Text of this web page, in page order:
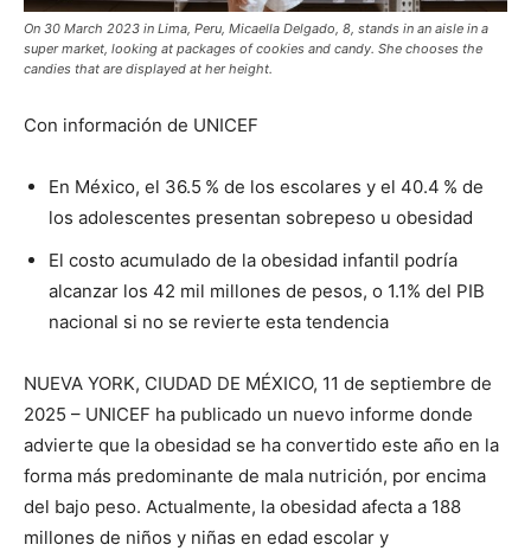
On 30 March 2023 in Lima, Peru, Micaella Delgado, 8, stands in an aisle in a
super market, looking at packages of cookies and candy. She chooses the
candies that are displayed at her height.
Con información de UNICEF
En México, el 36.5 % de los escolares y el 40.4 % de
los adolescentes presentan sobrepeso u obesidad
El costo acumulado de la obesidad infantil podría
alcanzar los 42 mil millones de pesos, o 1.1% del PIB
nacional si no se revierte esta tendencia
NUEVA YORK, CIUDAD DE MÉXICO, 11 de septiembre de
2025 – UNICEF ha publicado un nuevo informe donde
advierte que la obesidad se ha convertido este año en la
forma más predominante de mala nutrición, por encima
del bajo peso. Actualmente, la obesidad afecta a 188
millones de niños y niñas en edad escolar y